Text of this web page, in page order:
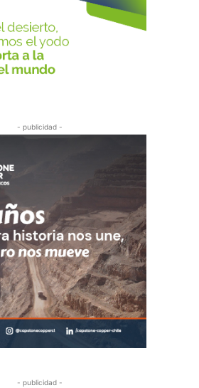
- publicidad -
- publicidad -